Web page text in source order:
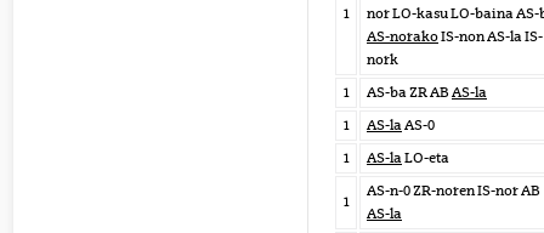
1
nor LO-kasu LO-baina AS-
AS-norakoIS-non AS-la IS-
nork
1
AS-ba ZR AB AS-la
1
AS-laAS-0
1
AS-laLO-eta
1
AS-n-0 ZR-noren IS-nor AB
AS-la